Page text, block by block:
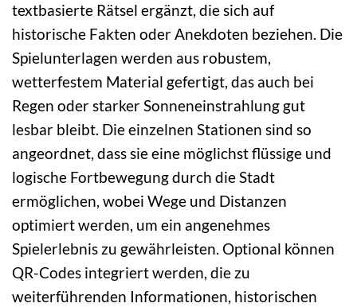
textbasierte Rätsel ergänzt, die sich auf
historische Fakten oder Anekdoten beziehen. Die
Spielunterlagen werden aus robustem,
wetterfestem Material gefertigt, das auch bei
Regen oder starker Sonneneinstrahlung gut
lesbar bleibt. Die einzelnen Stationen sind so
angeordnet, dass sie eine möglichst flüssige und
logische Fortbewegung durch die Stadt
ermöglichen, wobei Wege und Distanzen
optimiert werden, um ein angenehmes
Spielerlebnis zu gewährleisten. Optional können
QR-Codes integriert werden, die zu
weiterführenden Informationen, historischen